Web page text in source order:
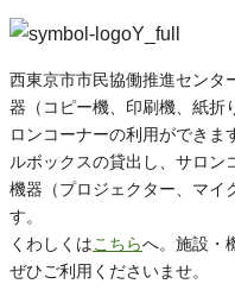
西東京市市民協働推進センタ
器（コピー機、印刷機、紙折
ロンコーナーの利用ができま
ルボックスの貸出し、サロン
機器（プロジェクター、マイ
す。
くわしくはこちらへ。施設・
ぜひご利用くださいませ。